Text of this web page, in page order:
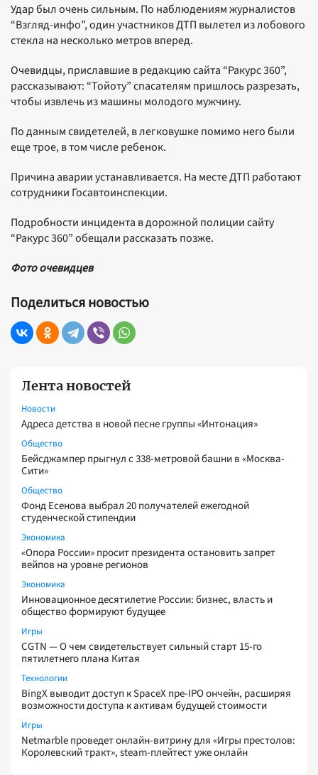
Лента новостей
Новости
Адреса детства в новой песне группы «Интонация»
Общество
Бейсджампер прыгнул с 338-метровой башни в «Москва-
Сити»
Общество
Фонд Есенова выбрал 20 получателей ежегодной
студенческой стипендии
Экономика
«Опора России» просит президента остановить запрет
вейпов на уровне регионов
Экономика
Инновационное десятилетие России: бизнес, власть и
общество формируют будущее
Игры
CGTN — О чем свидетельствует сильный старт 15-го
пятилетнего плана Китая
Технологии
BingX выводит доступ к SpaceX пре-IPO ончейн, расширяя
возможности доступа к активам будущей стоимости
Игры
Netmarble проведет онлайн-витрину для «Игры престолов:
Королевский тракт», steam-плейтест уже онлайн
Удар был очень сильным. По наблюдениям журналистов
“Взгляд-инфо”, один участников ДТП вылетел из лобового
стекла на несколько метров вперед.
Очевидцы, приславшие в редакцию сайта “Ракурс 360”,
рассказывают: “Тойоту” спасателям пришлось разрезать,
чтобы извлечь из машины молодого мужчину.
По данным свидетелей, в легковушке помимо него были
еще трое, в том числе ребенок.
Причина аварии устанавливается. На месте ДТП работают
сотрудники Госавтоинспекции.
Подробности инцидента в дорожной полиции сайту
“Ракурс 360” обещали рассказать позже.
Фото очевидцев
Поделиться новостью